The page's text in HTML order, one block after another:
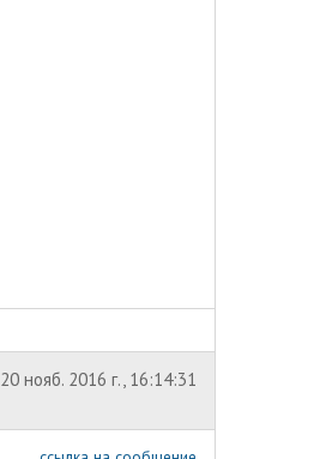
20 нояб. 2016 г., 16:14:31